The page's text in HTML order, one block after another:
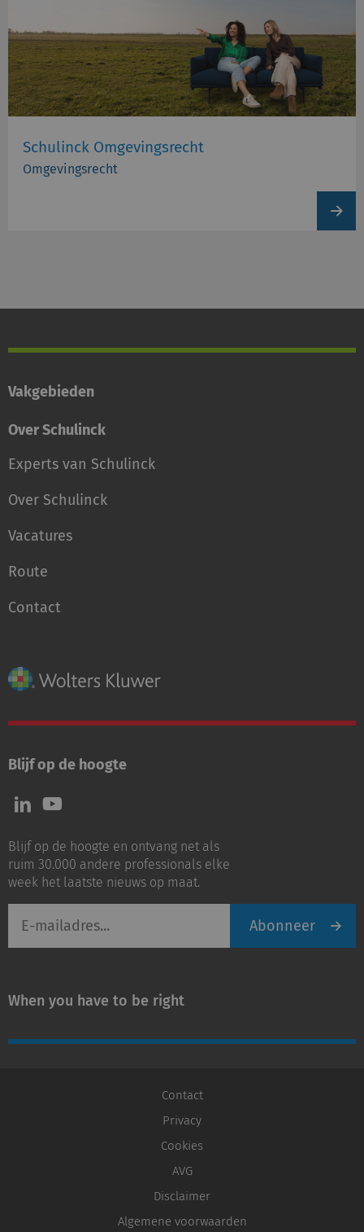
Schulinck Omgevingsrecht
Omgevingsrecht
Vakgebieden
Over Schulinck
Experts van Schulinck
Over Schulinck
Vacatures
Route
Contact
Blijf op de hoogte
Volg
ons
LinkedIn
Volg
ons
Youtube
Blijf op de hoogte en ontvang net als
ruim 30.000 andere professionals elke
week het laatste nieuws op maat.
mailadres
Abonneer
When you have to be right
Contact
Privacy
Cookies
AVG
Disclaimer
Algemene voorwaarden